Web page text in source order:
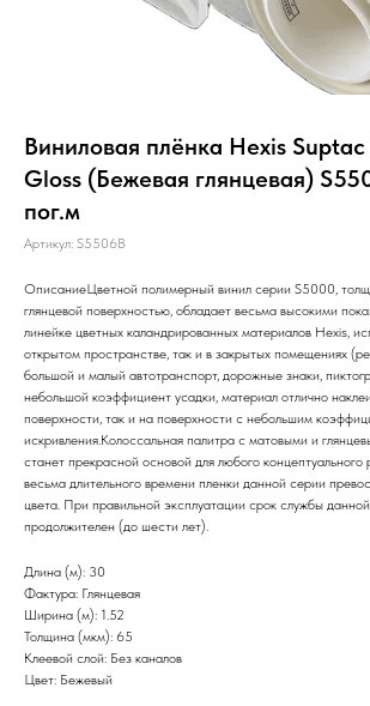
Виниловая плёнка Hexis Suptac
Gloss (Бежевая глянцевая)
пог.м
Артикул: S5506B
ОписаниеЦветной полимерный винил серии S5000,
глянцевой поверхностью, обладает весьма высокими
линейке цветных каландрированных материалов Hexis,
открытом пространстве, так и в закрытых помещениях
большой и малый автотранспорт, дорожные знаки,
небольшой коэффициент усадки, материал отлично
поверхности, так и на поверхности с небольшим
искривления.Колоссальная палитра с матовыми и
станет прекрасной основой для любого
весьма длительного времени пленки данной серии
цвета. При правильной эксплуатации срок службы
продолжителен (до шести лет).
Длина (м): 30
Фактура: Глянцевая
Ширина (м): 1.52
Толщина (мкм): 65
Клеевой слой: Без каналов
Цвет: Бежевый